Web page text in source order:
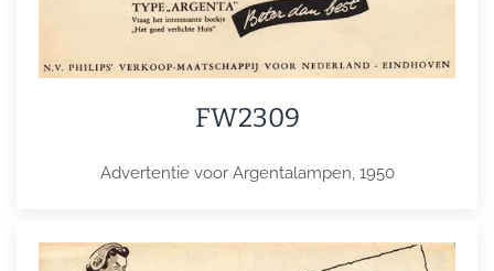
FW2309
Advertentie voor Argentalampen, 1950